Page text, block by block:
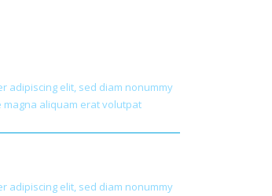
adipiscing elit, sed diam nonummy
aliquam erat volutpat
adipiscing elit, sed diam nonummy